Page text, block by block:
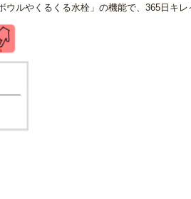
ルやくるくる水栓」の機能で、365日キ